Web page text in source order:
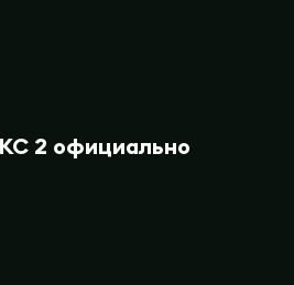
2 официально